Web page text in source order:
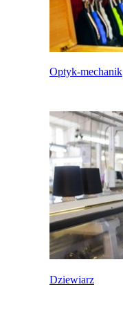
Optyk-mechanik
Dziewiarz